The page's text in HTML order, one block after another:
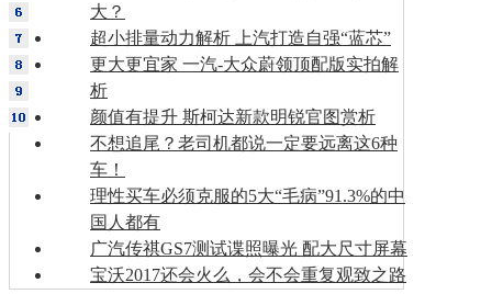
大？
超小排量动力解析 上汽打造自强“蓝芯”
更大更宜家 一汽-大众蔚领顶配版实拍解
析
颜值有提升 斯柯达新款明锐官图赏析
不想追尾？老司机都说一定要远离这6种
车！
理性买车必须克服的5大“毛病”91.3%的中
国人都有
广汽传祺GS7测试谍照曝光 配大尺寸屏幕
宝沃2017还会火么，会不会重复观致之路